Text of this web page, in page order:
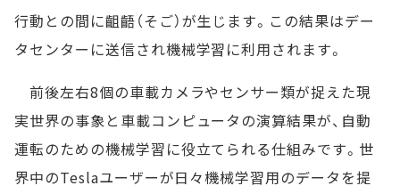
行動との間に齟齬（そご）が生じます。この結果はデー
タセンターに送信され機械学習に利用されます。
前後左右8個の車載カメラやセンサー類が捉えた現
実世界の事象と車載コンピュータの演算結果が、自動
運転のための機械学習に役立てられる仕組みです。世
界中のTeslaユーザーが日々機械学習用のデータを提